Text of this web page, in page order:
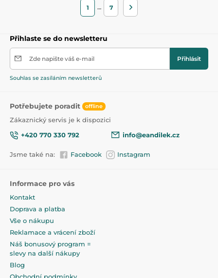
1 … 7
Přihlaste se do newsletteru
Zde napište váš e-mail Přihlásit
Souhlas se zasíláním newsletterů
Potřebujete poradit offline
Zákaznický servis je k dispozici
+420 770 330 792
info@eandilek.cz
Jsme také na: Facebook Instagram
Informace pro vás
Kontakt
Doprava a platba
Vše o nákupu
Reklamace a vrácení zboží
Náš bonusový program =
slevy na další nákupy
Blog